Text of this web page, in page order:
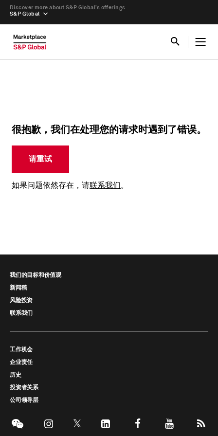
S&P Global
Discover more about S&P Global’s offerings
很抱歉，我们在处理您的请求时遇到了错误。
请重试
如果问题依然存在，请联系我们。
我们的目标和价值观
新闻稿
风险投资
联系我们
工作机会
企业责任
历史
投资者关系
公司领导层